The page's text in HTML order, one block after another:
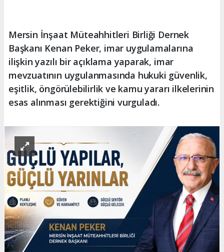
Mersin İnşaat Müteahhitleri Birliği Dernek
Başkanı Kenan Peker, imar uygulamalarına
ilişkin yazılı bir açıklama yaparak, imar
mevzuatının uygulanmasında hukuki güvenlik,
eşitlik, öngörülebilirlik ve kamu yararı ilkelerinin
esas alınması gerektiğini vurguladı.